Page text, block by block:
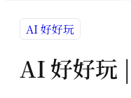
AI 好好玩
AI 好好玩